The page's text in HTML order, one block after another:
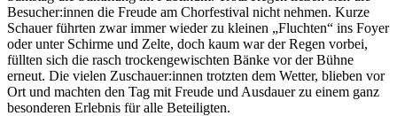
Besucher:innen die Freude am Chorfestival nicht nehmen. Kurze
Schauer führten zwar immer wieder zu kleinen „Fluchten“ ins Foyer
oder unter Schirme und Zelte, doch kaum war der Regen vorbei,
füllten sich die rasch trockengewischten Bänke vor der Bühne
erneut. Die vielen Zuschauer:innen trotzten dem Wetter, blieben vor
Ort und machten den Tag mit Freude und Ausdauer zu einem ganz
besonderen Erlebnis für alle Beteiligten.